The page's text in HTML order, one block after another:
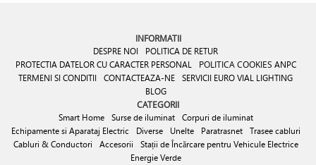
INFORMATII
DESPRE NOI
POLITICA DE RETUR
PROTECTIA DATELOR CU CARACTER PERSONAL
POLITICA COOKIES ANPC
TERMENI SI CONDITII
CONTACTEAZA-NE SERVICII EURO VIAL LIGHTING
BLOG
CATEGORII
Smart Home Surse de iluminat
Corpuri de iluminat
Echipamente si Aparataj Electric
Diverse Unelte Paratrasnet
Trasee cabluri
Cabluri & Conductori
Accesorii
Stații de Încărcare pentru Vehicule Electrice
Energie Verde